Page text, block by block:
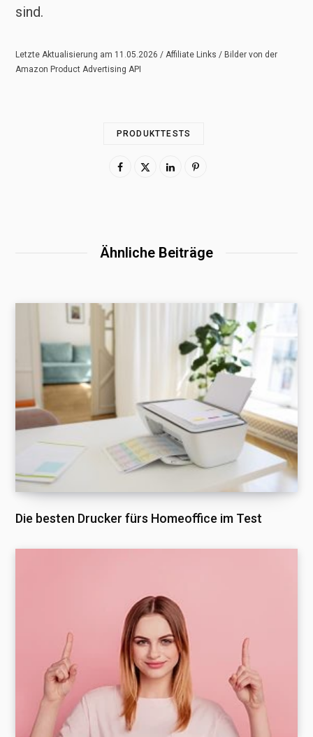
sind.
Letzte Aktualisierung am 11.05.2026 / Affiliate Links / Bilder von der
Amazon Product Advertising API
PRODUKTTESTS
Ähnliche Beiträge
Die besten Drucker fürs Homeoffice im Test